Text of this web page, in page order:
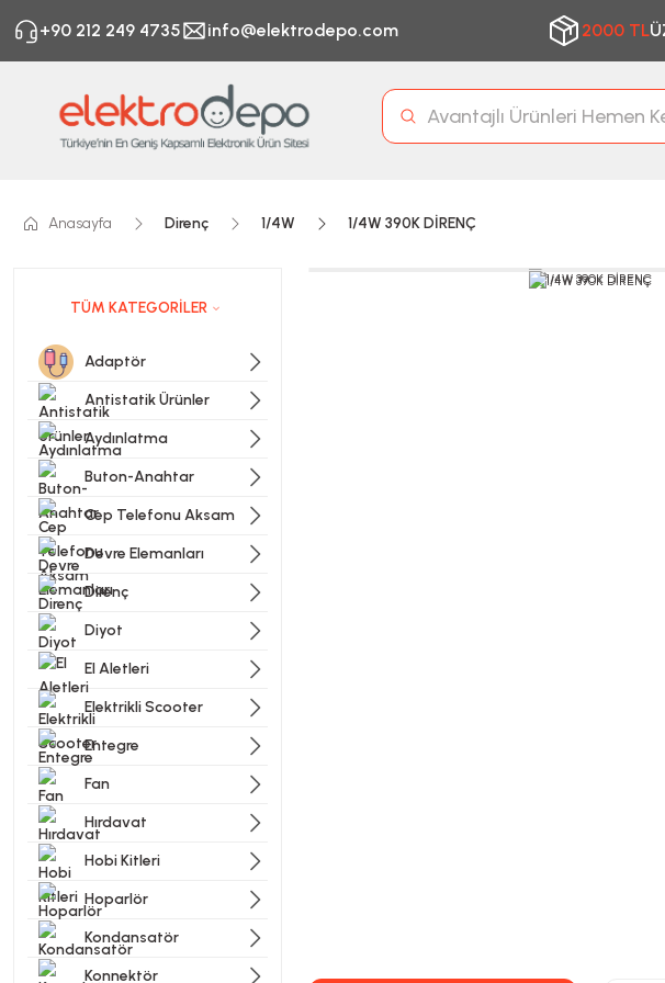
+90 212 249 4735 info@elektrodepo.com 2000 TL
Anasayfa Direnç 1/4W 1/4W 390K DİRENÇ
TÜM KATEGORİLER
Adaptör
Antistatik Ürünler
Aydınlatma
Buton-Anahtar
Cep Telefonu Aksam
Devre Elemanları
Direnç
Diyot
El Aletleri
Elektrikli Scooter
Entegre
Fan
Hırdavat
Hobi Kitleri
Hoparlör
Kondansatör
Konnektör